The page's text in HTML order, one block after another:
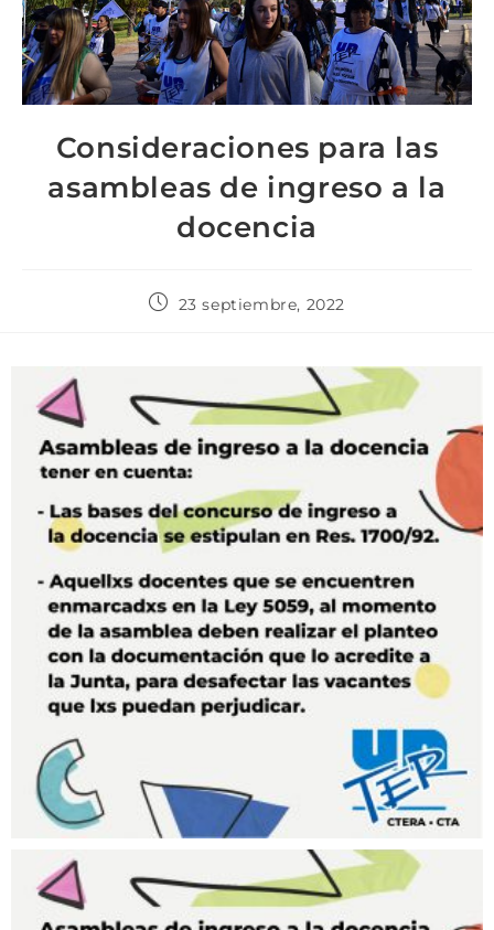
Consideraciones para las
asambleas de ingreso a la
docencia
23 septiembre, 2022